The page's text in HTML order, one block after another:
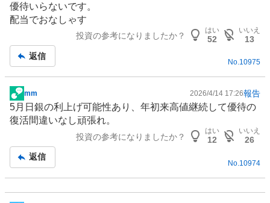
板
記
優待いらないです。
配当でおなしゃす
投資の参考になりましたか？
はい
52
いいえ
13
返信
No.10975
掲
示
板
mm 2026/4/14 17:26報告
5月日銀の利上げ可能性あり、年初来高値継続して優待の
復活間違いなし頑張れ。
投資の参考になりましたか？
はい
12
いいえ
26
返信
No. 10974